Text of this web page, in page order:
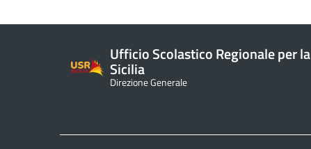
Ufficio Scolastico Regionale per la
Sicilia
Direzione Generale